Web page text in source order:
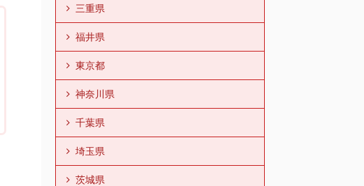
三重県
福井県
東京都
神奈川県
千葉県
埼玉県
茨城県